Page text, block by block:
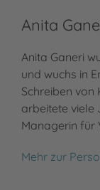
Anita
Anita Ganeri
und wuchs in
Schreiben von
arbeitete viele
Managerin für
Mehr zur
Anita Ganeri